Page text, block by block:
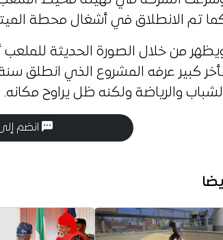
تم الانطلاق في أشغال محطة
من خلال الصورة الحديثة للملعب
والرياضة ولكنه ظل يراوح مكانه.
انضم